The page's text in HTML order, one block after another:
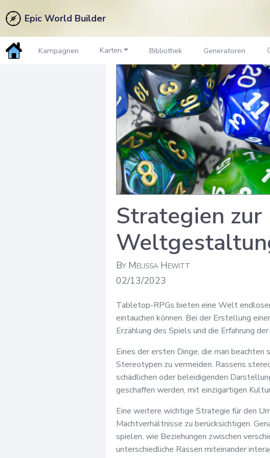
Epic World Builder
Kampagnen Karten Bibliothek Generatoren
Strategien zur
By Melissa Hewitt
02/13/2023
Tabletop-RPGs bieten eine Welt
eintauchen können. Bei der Erstellung
Erzählung des Spiels und die Erfahrung
Eines der ersten Dinge, die man
Stereotypen zu vermeiden. Rassens
schädlichen oder beleidigenden
geschaffen werden, mit einzigartigen
Eine weitere wichtige Strategie für den
Machtverhältnisse zu berücksichtigen.
spielen, wie Beziehungen zwischen
unterschiedliche Rassen miteinander